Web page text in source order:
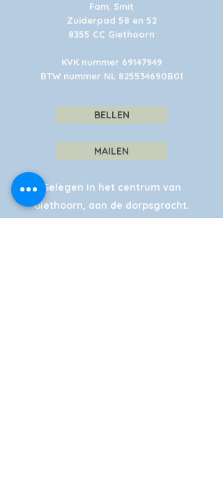
Fam. Smit
Zuiderpad 58 en 52
8355 CC Giethoorn
KVK nummer 69147949
BTW nummer NL 825534690B01
BELLEN
MAILEN
Gelegen in het centrum van
Giethoorn, aan de dorpsgracht.